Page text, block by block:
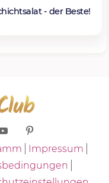
- der Beste!
Impressum